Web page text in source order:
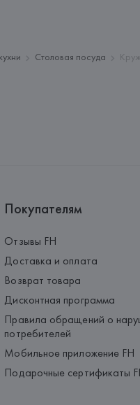
Столовая посуда
Покупателям
Отзывы FH
Доставка и оплата
Возврат товара
Дисконтная программа
Правила обращений о
потребителей
Мобильное приложение FH
Подарочные сертификаты